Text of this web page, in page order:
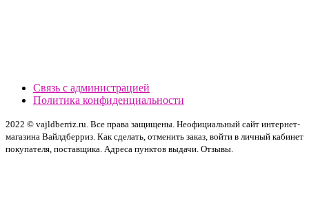
Связь с администрацией
Политика конфиденциальности
2022 © vajldberriz.ru. Все права защищены. Неофициальный сайт интернет-
магазина Вайлдберриз. Как сделать, отменить заказ, войти в личный кабинет
покупателя, поставщика. Адреса пунктов выдачи. Отзывы.